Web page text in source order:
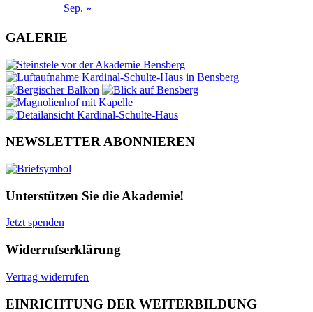
Sep. »
GALERIE
NEWSLETTER ABONNIEREN
Unterstützen Sie die Akademie!
Jetzt spenden
Widerrufserklärung
Vertrag widerrufen
EINRICHTUNG DER WEITERBILDUNG